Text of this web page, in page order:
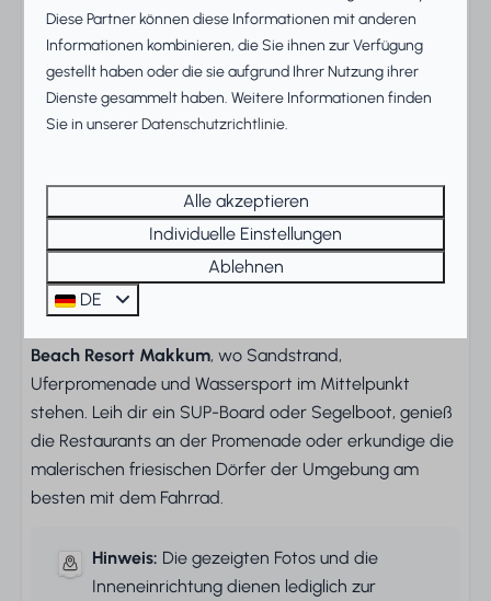
anderem mit Geschirrspüler, Mikrowelle und
Kaffeemaschine, und geht direkt in den gemütlichen
Essbereich über. Im Obergeschoss befinden sich drei
Schlafzimmer sowie ein Badezimmer mit separater
Ausstattung fühlt man sich hier von Anfang an wohl.
Beach Resort Makkum – Urlaub
direkt am Wasser
Beach Resort Makkum, wo Sandstrand,
Uferpromenade und Wassersport im Mittelpunkt
stehen. Leih dir ein SUP-Board oder Segelboot, genieß
die Restaurants an der Promenade oder erkundige die
malerischen friesischen Dörfer der Umgebung am
besten mit dem Fahrrad.
Hinweis: Die gezeigten Fotos und die
Inneneinrichtung dienen lediglich zur
Diese Partner können diese Informationen mit anderen
Informationen kombinieren, die Sie ihnen zur Verfügung
gestellt haben oder die sie aufgrund Ihrer Nutzung ihrer
Dienste gesammelt haben. Weitere Informationen finden
Sie in unsererDatenschutzrichtlinie.
Alle akzeptieren
Individuelle Einstellungen
Ablehnen
DE